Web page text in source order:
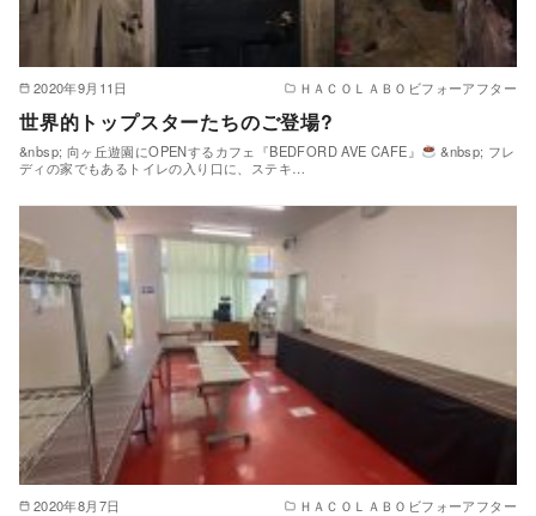
2020年9月11日 ＨＡＣＯＬＡＢＯビフォーアフター
世界的トップスターたちのご登場?
&nbsp; 向ヶ丘遊園にOPENするカフェ『BEDFORD AVE CAFE』
&nbsp; フレ
ディの家でもあるトイレの入り口に、ステキ…
2020年8月7日 ＨＡＣＯＬＡＢＯビフォーアフター